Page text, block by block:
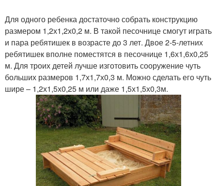
Для одного ребенка достаточно собрать конструкцию
размером 1,2х1,2х0,2 м. В такой песочнице смогут играть
и пара ребятишек в возрасте до 3 лет. Двое 2-5-летних
ребятишек вполне поместятся в песочнице 1,6х1,6х0,25
м. Для троих детей лучше изготовить сооружение чуть
больших размеров 1,7х1,7х0,3 м. Можно сделать его чуть
шире – 1,2х1,5х0,25 м или даже 1,5х1,5х0,3м.